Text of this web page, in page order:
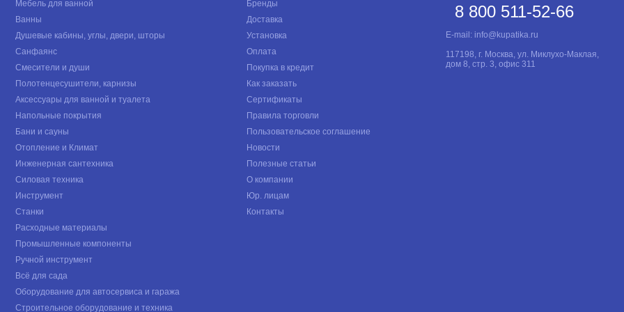
Радио
Нет
Часы
Нет
Телефон
Нет
Подключение к аудио
Мебель для ванной
Ванны
Душевые кабины, углы, двери, шторы
Санфаянс
Смесители и души
Полотенцесушители, карнизы
Аксессуары для ванной и туалета
Напольные покрытия
Бани и сауны
Отопление и Климат
Инженерная сантехника
Силовая техника
Инструмент
Станки
Расходные материалы
Промышленные компоненты
Ручной инструмент
Всё для сада
Оборудование для автосервиса и гаража
Строительное оборудование и техника
Бренды
Доставка
Установка
Оплата
Покупка в кредит
Как заказать
Сертификаты
Правила торговли
Пользовательское соглашение
Новости
Полезные статьи
О компании
Юр. лицам
Контакты
8 800 511-52-66
E-mail: info@kupatika.ru
117198, г. Москва, ул. Миклухо-Маклая,
дом 8, стр. 3, офис 311